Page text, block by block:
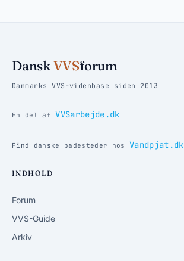
DanskVVSforum
Danmarks VVS-videnbase siden 2013
En del afVVSarbejde.dk
Find danske badesteder hos Vandpjat.dk
INDHOLD
Forum
VVS-Guide
Arkiv